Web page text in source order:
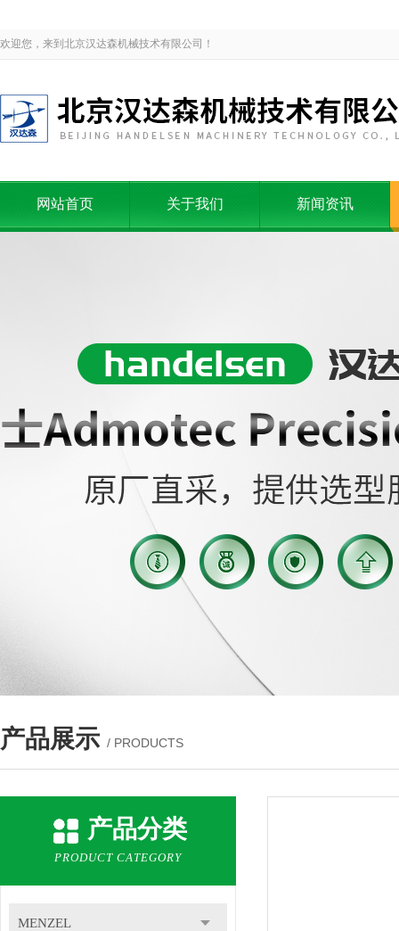
欢迎您，来到北京汉达森机械技术有限公司！
网站首页 关于我们 新闻资讯
产品展示 / PRODUCTS
产品分类
PRODUCT CATEGORY
MENZEL